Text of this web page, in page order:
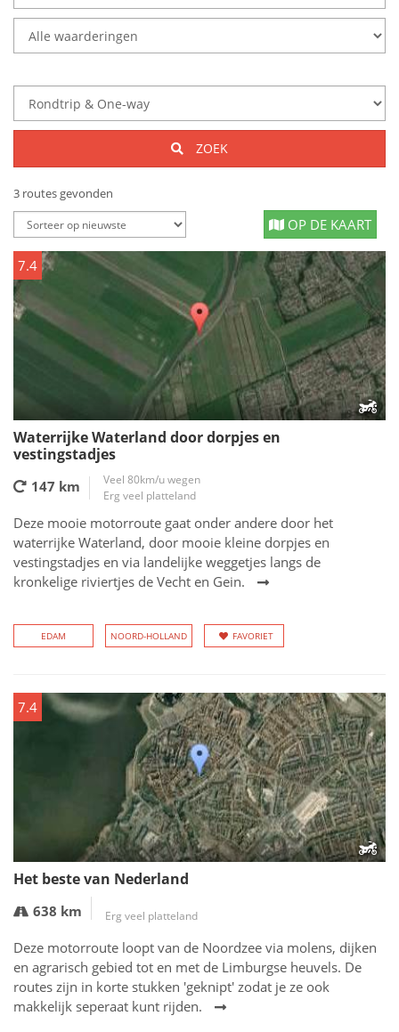
ZOEK
3 routes gevonden
OP DE KAART
7.4
Waterrijke Waterland door dorpjes en
vestingstadjes
147 km
Veel 80km/u wegen
Erg veel platteland
Deze mooie motorroute gaat onder andere door het
waterrijke Waterland, door mooie kleine dorpjes en
vestingstadjes en via landelijke weggetjes langs de
kronkelige riviertjes de Vecht en Gein.
EDAM NOORD-HOLLAND FAVORIET
7.4
Het beste van Nederland
638 km Erg veel platteland
Deze motorroute loopt van de Noordzee via molens, dijken
en agrarisch gebied tot en met de Limburgse heuvels. De
routes zijn in korte stukken 'geknipt' zodat je ze ook
makkelijk seperaat kunt rijden.